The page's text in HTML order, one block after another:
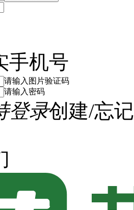
手机号
请输入图片验证码
请输入密码
登录创建/忘